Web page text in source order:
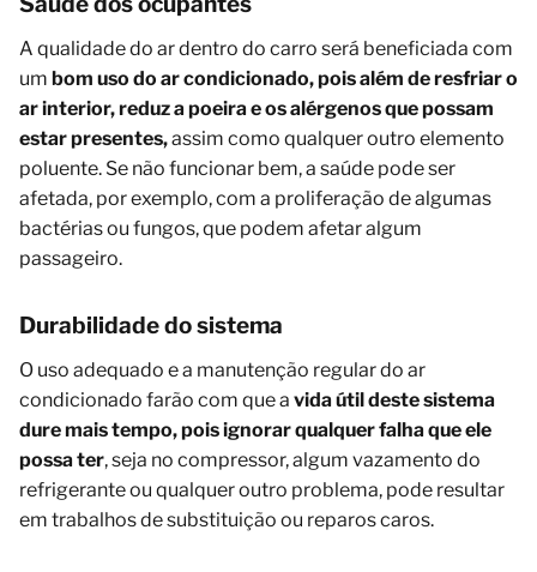
A qualidade do ar dentro do carro será beneficiada com
um bom uso do ar condicionado, pois além de resfriar o
ar interior, reduz a poeira e os alérgenos que possam
estar presentes,assim como qualquer outro elemento
poluente. Se não funcionar bem, a saúde pode ser
afetada, por exemplo, com a proliferação de algumas
bactérias ou fungos, que podem afetar algum
passageiro.
Durabilidade do sistema
O uso adequado e a manutenção regular do ar
condicionado farão com que a vida útil deste sistema
dure mais tempo, pois ignorar qualquer falha que ele
possa ter, seja no compressor, algum vazamento do
refrigerante ou qualquer outro problema, pode resultar
em trabalhos de substituição ou reparos caros.